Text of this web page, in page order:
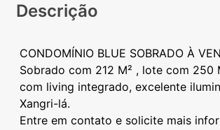
Descrição
CONDOMÍNIO BLUE SOBRADO À
Sobrado com 212 M² , lote com
com living integrado, excelente
Xangri-lá.